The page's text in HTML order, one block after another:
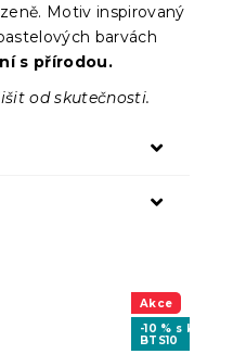
Motiv inspirovaný
barvách
s přírodou.
od skutečnosti.
Akce
-10 % s
BTS10